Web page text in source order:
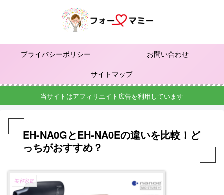
プライバシーポリシー
お問い合わせ
サイトマップ
当サイトはアフィリエイト広告を利用しています
EH-NA0GとEH-NA0Eの違いを比較！ど
っちがおすすめ？
美容家電